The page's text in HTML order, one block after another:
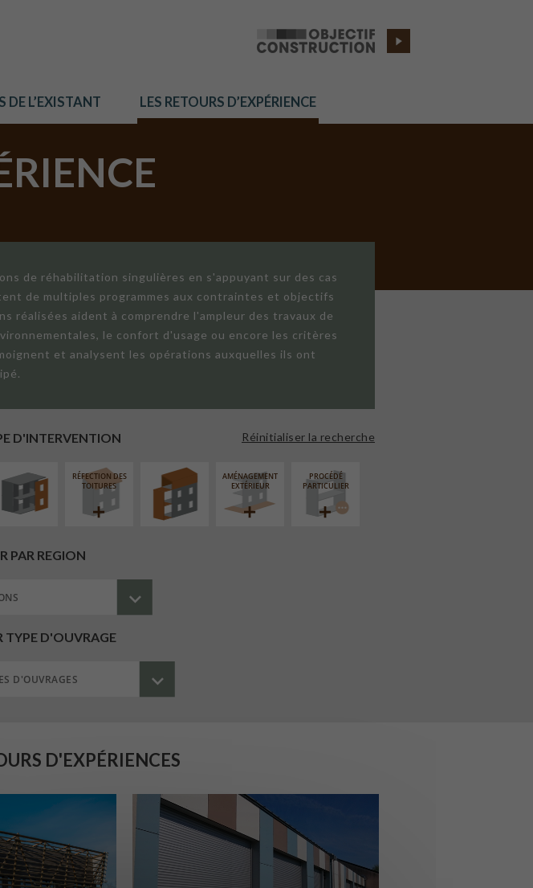
DE L’EXISTANT LES RETOURS D’EXPÉRIENCE
de réhabilitation singulières en s'appuyant sur des cas
de multiples programmes aux contraintes et objectifs
aident à comprendre l'ampleur des travaux de
le confort d'usage ou encore les critères
et analysent les opérations auxquelles ils ont
D'INTERVENTION Réinitialiser la recherche
RÉFECTION DES
TOITURES
AMÉNAGEMENT
EXTÉRIEUR
PROCÉDÉ
PARTICULIER
PAR REGION
TYPE D'OUVRAGE
D'EXPÉRIENCES